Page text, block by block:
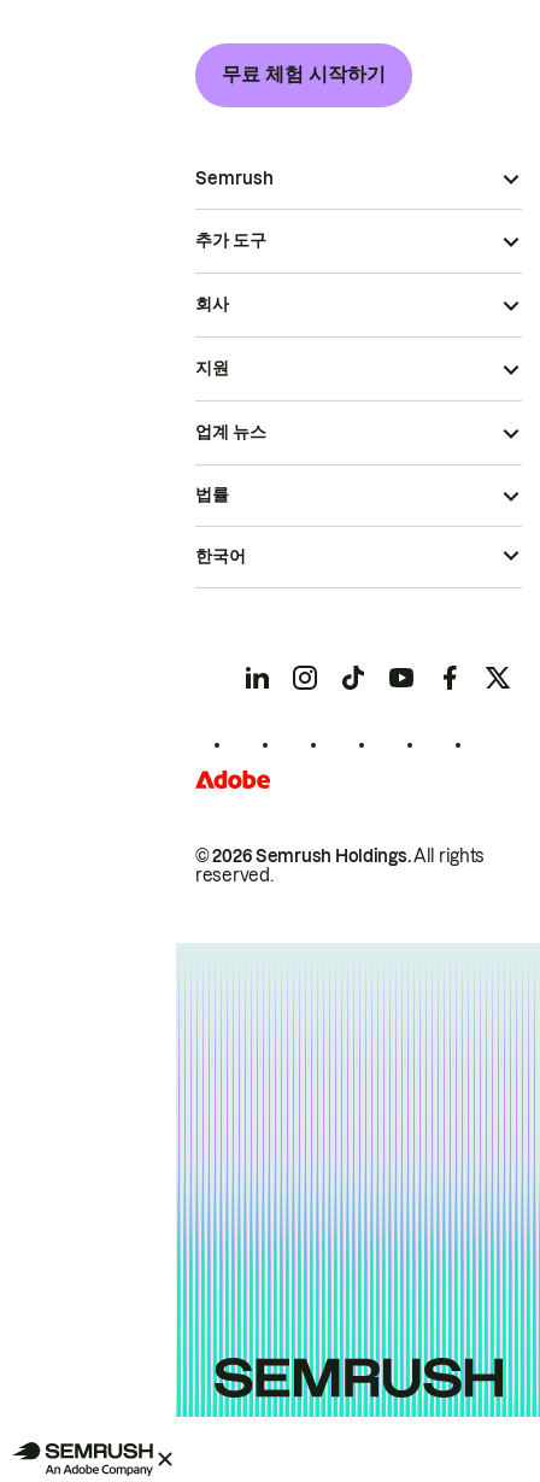
무료 체험 시작하기
Semrush
추가 도구
회사
지원
업계 뉴스
© 2026 Semrush Holdings.All rights
reserved.
법률
한국어